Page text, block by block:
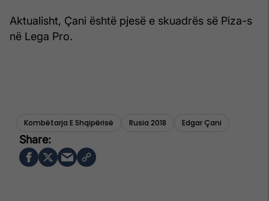
Aktualisht, Çani është pjesë e skuadrës së Piza-s
në Lega Pro.
Kombëtarja E Shqipërisë Rusia 2018 Edgar Çani